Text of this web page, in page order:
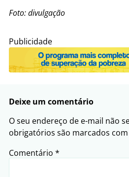
Foto: divulgação
Publicidade
Deixe um comentário
O seu endereço de e-mail não
obrigatórios são marcados com
Comentário *